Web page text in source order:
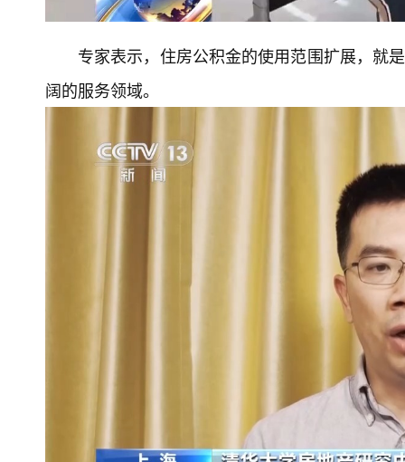
专家表示，住房公积金的使用范围扩展，就
阔的服务领域。